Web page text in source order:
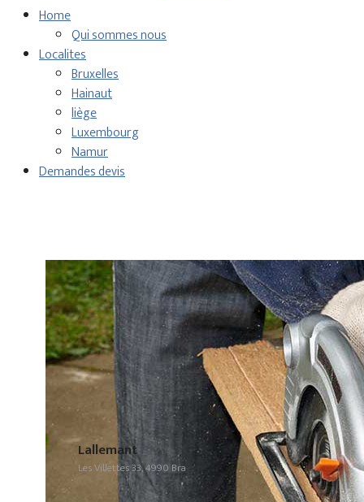
Home
Qui sommes nous
Localites
Bruxelles
Hainaut
liège
Luxembourg
Namur
Demandes devis
Lallemant
Les Villettes 33, 4990 Bra